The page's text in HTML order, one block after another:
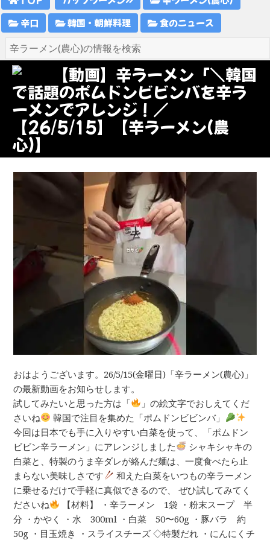
辛口
韓国・朝鮮料理 食のニュース
【動画】辛ラーメン「＼韓国
で話題のポムドンビビンバを辛ラ
ーメンでアレンジ！／
【26/5/15】【辛ラーメン(農
心)】
おはようございます。26/5/15(金曜日)「辛ラーメン(農心)」
の最新動画をお知らせします。
試してみたいと思った方は「
」の絵文字でおしえてくだ
さいね
韓国で注目を集めた「ポムドンビビンバ」
今回は日本でも手に入りやすい白菜を使って、「ポムドン
ビビン辛ラーメン」にアレンジしました
シャキシャキの
白菜と、特製のうま辛ダレが絡んだ麺は、一度食べたら止
まらない美味しさです
和えた白菜をいつもの辛ラーメン
に乗せるだけで手軽に真似できるので、 ぜひ試してみてく
ださいね
【材料】 ・辛ラーメン 1袋 ・粉末スープ 半
分 ・かやく ・水 300ml ・白菜 50〜60g ・豚バラ 約
50g ・目玉焼き ・スライスチーズ ◇特製だれ ・にんにくチ